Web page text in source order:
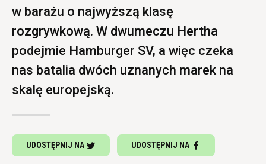
w barażu o najwyższą klasę
rozgrywkową. W dwumeczu Hertha
podejmie Hamburger SV, a więc czeka
nas batalia dwóch uznanych marek na
skalę europejską.
UDOSTĘPNIJ NA UDOSTĘPNIJ NA